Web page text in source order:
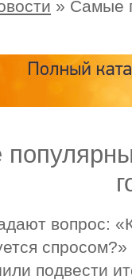
» Самые
вопрос:
подвести